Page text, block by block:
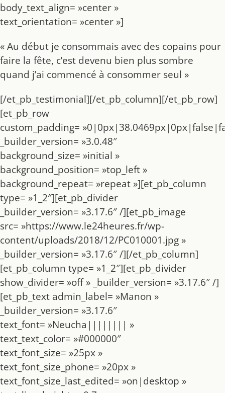
body_text_align= »center »
text_orientation= »center »]
« Au début je consommais avec des copains pour
faire la fête, c’est devenu bien plus sombre
quand j’ai commencé à consommer seul »
[/et_pb_testimonial][/et_pb_column][/et_pb_row]
[et_pb_row
custom_padding=
_builder_version= »3.0.48″
background_size= »initial »
background_position= »top_left »
background_repeat= »repeat »][et_pb_column
type= »1_2″][et_pb_divider
_builder_version= »3.17.6″ /][et_pb_image
src= »https://www.le24heures.fr/wp-
content/uploads/2018/12/PC010001.jpg »
_builder_version= »3.17.6″ /][/et_pb_column]
[et_pb_column type= »1_2″][et_pb_divider
show_divider= »off » _builder_version= »3.17.6″ /]
[et_pb_text admin_label= »Manon »
_builder_version= »3.17.6″
text_font= »Neucha|||||||| »
text_text_color= »#000000″
text_font_size= »25px »
text_font_size_phone= »20px »
text_font_size_last_edited= »on|desktop »